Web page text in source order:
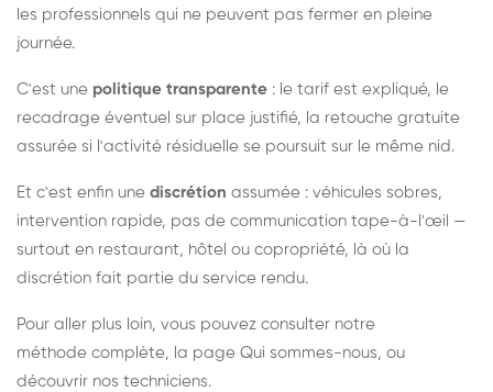
les professionnels qui ne peuvent pas fermer en pleine
journée.
C'est une politique transparente : le tarif est expliqué, le
recadrage éventuel sur place justifié, la retouche gratuite
assurée si l'activité résiduelle se poursuit sur le même nid.
Et c'est enfin une discrétion assumée : véhicules sobres,
intervention rapide, pas de communication tape-à-l'œil —
surtout en restaurant, hôtel ou copropriété, là où la
discrétion fait partie du service rendu.
Pour aller plus loin, vous pouvez consulter notre
méthode complète, la page Qui sommes-nous, ou
découvrir nos techniciens.